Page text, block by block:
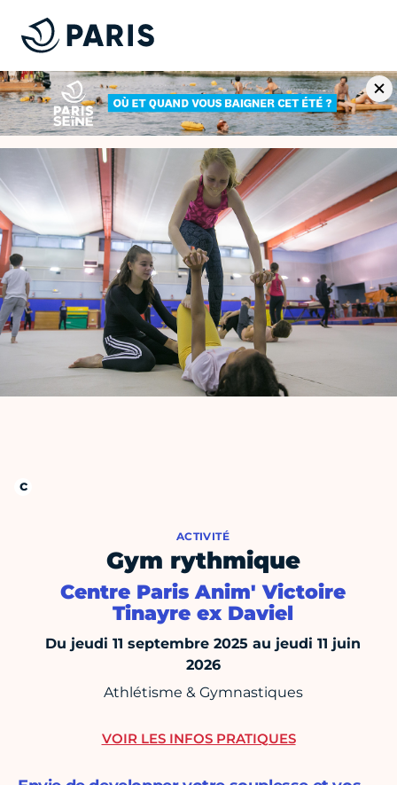
ACTIVITÉ
Gym rythmique
Centre Paris Anim' Victoire
Tinayre ex Daviel
Du jeudi 11 septembre 2025 au jeudi 11 juin
2026
Athlétisme & Gymnastiques
VOIR LES INFOS PRATIQUES